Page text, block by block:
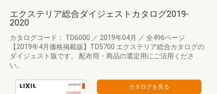
エクステリア総合ダイジェストカタログ2019-
2020
カタログコード： TD6000 ／ 2019年04月 ／ 全496ページ
【2019年4月価格掲載版】TD5700 エクステリア総合カタログの
ダイジェスト版です。 配布用・商品の選定用にご活用くださ
い。